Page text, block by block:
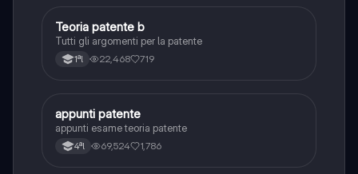
Altro
Teoria patente b
Tutti gli argomenti per la patente
1ªl 22,468 719
Altro
appunti patente
appunti esame teoria patente
4ªl 69,524 1,786